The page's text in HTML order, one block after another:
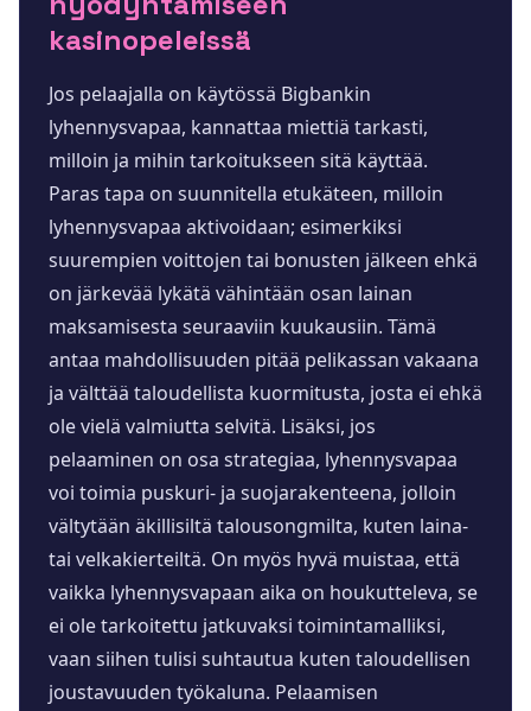
kasinopeleissä
Jos pelaajalla on käytössä Bigbankin
lyhennysvapaa, kannattaa miettiä tarkasti,
milloin ja mihin tarkoitukseen sitä käyttää.
Paras tapa on suunnitella etukäteen, milloin
lyhennysvapaa aktivoidaan; esimerkiksi
suurempien voittojen tai bonusten jälkeen ehkä
on järkevää lykätä vähintään osan lainan
maksamisesta seuraaviin kuukausiin. Tämä
antaa mahdollisuuden pitää pelikassan vakaana
ja välttää taloudellista kuormitusta, josta ei ehkä
ole vielä valmiutta selvitä. Lisäksi, jos
pelaaminen on osa strategiaa, lyhennysvapaa
voi toimia puskuri- ja suojarakenteena, jolloin
vältytään äkillisiltä talousongmilta, kuten laina-
tai velkakierteiltä. On myös hyvä muistaa, että
vaikka lyhennysvapaan aika on houkutteleva, se
ei ole tarkoitettu jatkuvaksi toimintamalliksi,
vaan siihen tulisi suhtautua kuten taloudellisen
joustavuuden työkaluna. Pelaamisen